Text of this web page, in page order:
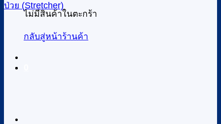
ไม่มีสินค้าในตะกร้า
กลับสู่หน้าร้านค้า
ป่วย (Stretcher)